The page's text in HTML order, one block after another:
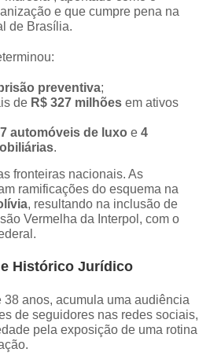
e que cumpre pena na
de Brasília.
preventiva;
de R$ 327 milhões em ativos
automóveis de luxo e4
.
fronteiras nacionais. As
ramificações do esquema na
, resultando na inclusão de
Vermelha da Interpol, com o
Histórico Jurídico
38 anos, acumula uma audiência
de seguidores nas redes sociais,
pela exposição de uma rotina